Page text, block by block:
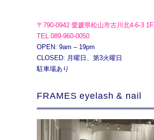
〒790-0942 愛媛県松山市古川北4-6-3 1F
TEL.089-960-0050
OPEN: 9am – 19pm
CLOSED: 月曜日、第3火曜日
駐車場あり
FRAMES eyelash & nail